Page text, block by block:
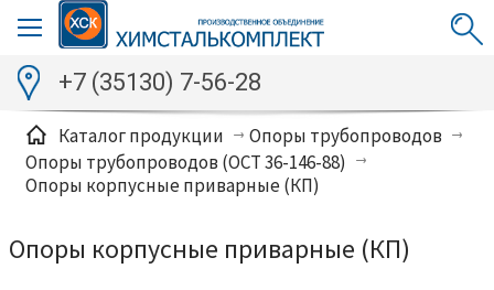
+7 (35130) 7-56-28
Каталог продукции
Опоры трубопроводов
Опоры трубопроводов (ОСТ 36-146-88)
Опоры корпусные приварные (КП)
Опоры корпусные приварные (КП)